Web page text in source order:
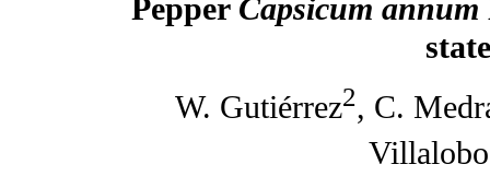
Pepper Capsicum annum
W. Gutiérrez2, C.